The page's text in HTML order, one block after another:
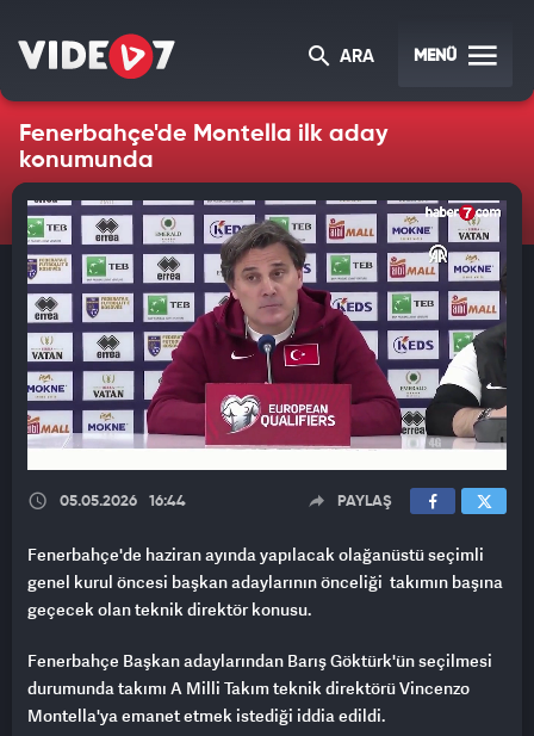
ARA MENÜ
Fenerbahçe'de Montella ilk aday
konumunda
05.05.2026 16:44 PAYLAŞ
Fenerbahçe'de haziran ayında yapılacak olağanüstü seçimli
genel kurul öncesi başkan adaylarının önceliği takımın başına
geçecek olan teknik direktör konusu.
Fenerbahçe Başkan adaylarından Barış Göktürk'ün seçilmesi
durumunda takımı A Milli Takım teknik direktörü Vincenzo
Montella'ya emanet etmek istediği iddia edildi.